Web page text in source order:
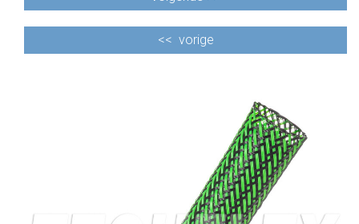
<< vorige